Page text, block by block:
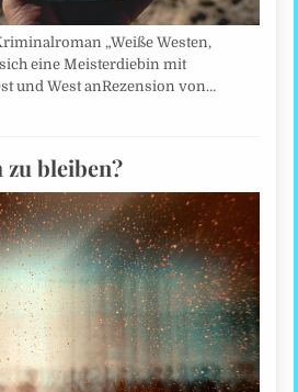
„Weiße Westen,
eine Meisterdiebin mit
und West anRezension von…
zu bleiben?